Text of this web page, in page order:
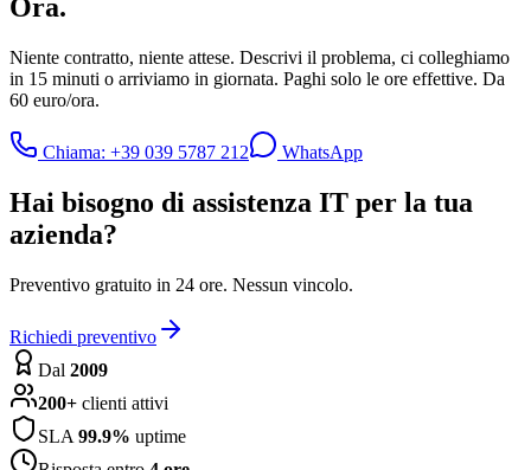
Ora.
Niente contratto, niente attese. Descrivi il problema, ci colleghiamo
in 15 minuti o arriviamo in giornata. Paghi solo le ore effettive. Da
60 euro/ora.
Chiama: +39 039 5787 212 WhatsApp
Hai bisogno di assistenza IT per la tua
azienda?
Preventivo gratuito in 24 ore. Nessun vincolo.
Richiedi preventivo
Dal 2009
200+ clienti attivi
SLA 99.9% uptime